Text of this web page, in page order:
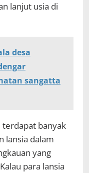
lanjut usia di
desa
sangatta
terdapat banyak
lansia dalam
yang
para lansia